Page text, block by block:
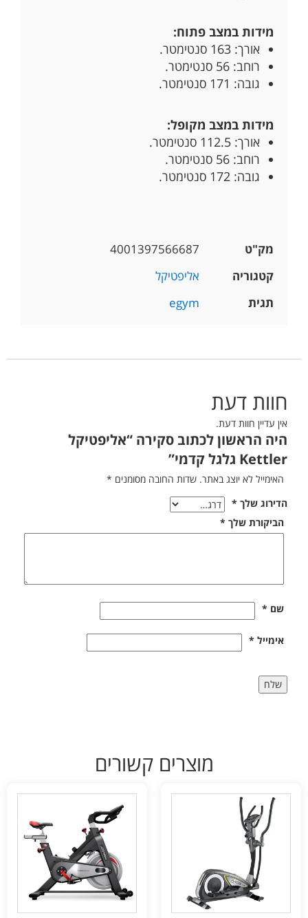
מידות במצב פתוח:
אורך: 163 סנטימטר.
רוחב: 56 סנטימטר.
גובה: 171 סנטימטר.
מידות במצב מקופל:
אורך: 112.5 סנטימטר.
רוחב: 56 סנטימטר.
גובה: 172 סנטימטר.
מק"ט
4001397566687
קטגוריה
אליפטיקל
תגית
egym
חוות דעת
אין עדיין חוות דעת.
היה הראשון לכתוב סקירה “אליפטיקל
Kettler גלגל קדמי”
האימייל לא יוצג באתר. שדות החובה מסומנים *
הדירוג שלך *
הביקורת שלך *
שם *
אימייל *
מוצרים קשורים